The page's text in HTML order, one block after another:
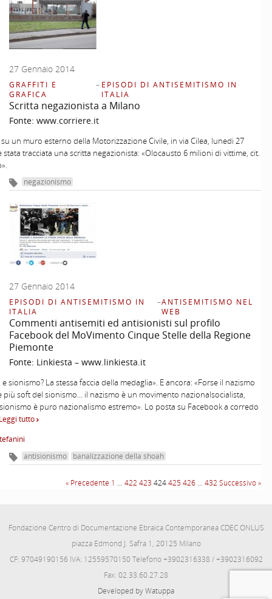
27 Gennaio 2014
GRAFFITI E
GRAFICA
– EPISODI DI ANTISEMITISMO IN
ITALIA
Scritta negazionista a Milano
Fonte: www.corriere.it
un muro esterno della Motorizzazione Civile, in via Cilea, lunedi 27
stata tracciata una scritta negazionista: «Olocausto 6 milioni di vittime, cit.
negazionismo
27 Gennaio 2014
EPISODI DI ANTISEMITISMO IN
ITALIA
–ANTISEMITISMO NEL
WEB
Commenti antisemiti ed antisionisti sul profilo
Facebook del MoVimento Cinque Stelle della Regione
Piemonte
Fonte: Linkiesta – www.linkiesta.it
e sionismo? La stessa faccia della medaglia». E ancora: «Forse il nazismo
più soft del sionismo… il nazismo è un movimento nazionalsocialista,
è puro nazionalismo estremo». Lo posta su Facebook a corredo
tutto
antisionismo banalizzazione della shoah
« Precedente 1 … 422 423 424425 426 … 432 Successivo »
Fondazione Centro di Documentazione Ebraica Contemporanea CDEC ONLUS
piazza Edmond J. Safra 1, 20125 Milano
CF: 97049190156 IVA: 12559570150 Telefono +3902316338 / +3902316092
Fax: 02.33.60.27.28
Developed by Watuppa